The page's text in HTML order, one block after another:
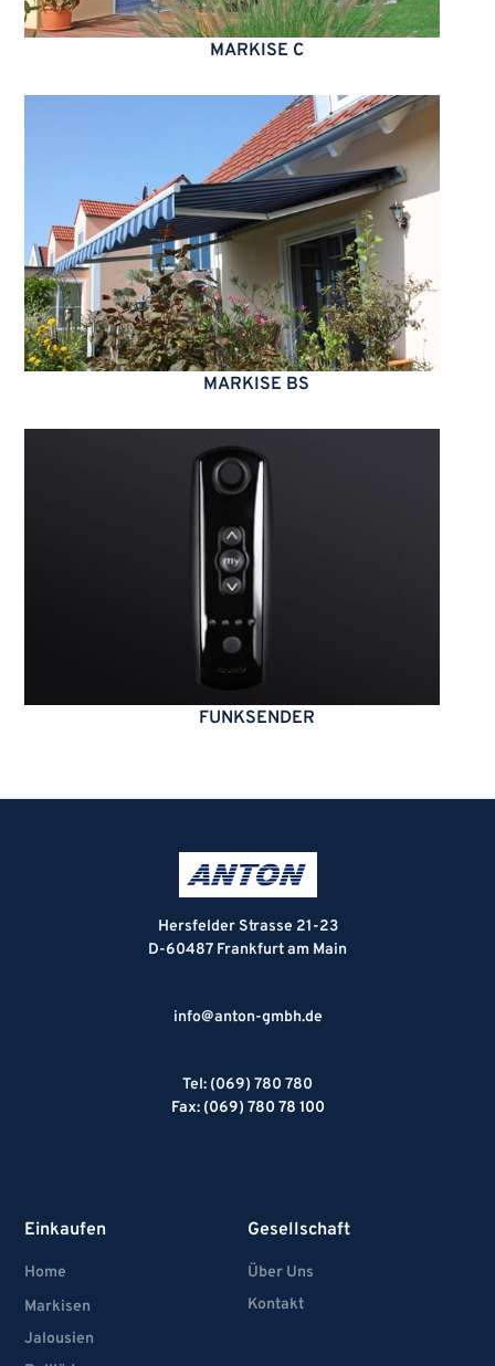
MARKISE C
MARKISE BS
FUNKSENDER
Hersfelder Strasse 21-23
D-60487 Frankfurt am Main
info@anton-gmbh.de
Tel: (069) 780 780
Fax: (069) 780 78 100
Einkaufen
Home
Markisen
Jalousien
Gesellschaft
Über Uns
Kontakt